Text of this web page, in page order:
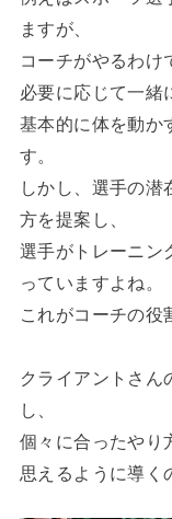
ますが、
コーチがやるわけ
必要に応じて一緒
基本的に体を動か
す。
しかし、選手の潜
方を提案し、
選手がトレーニン
っていますよね。
これがコーチの役
クライアントさん
し、
個々に合ったやり
思えるように導く